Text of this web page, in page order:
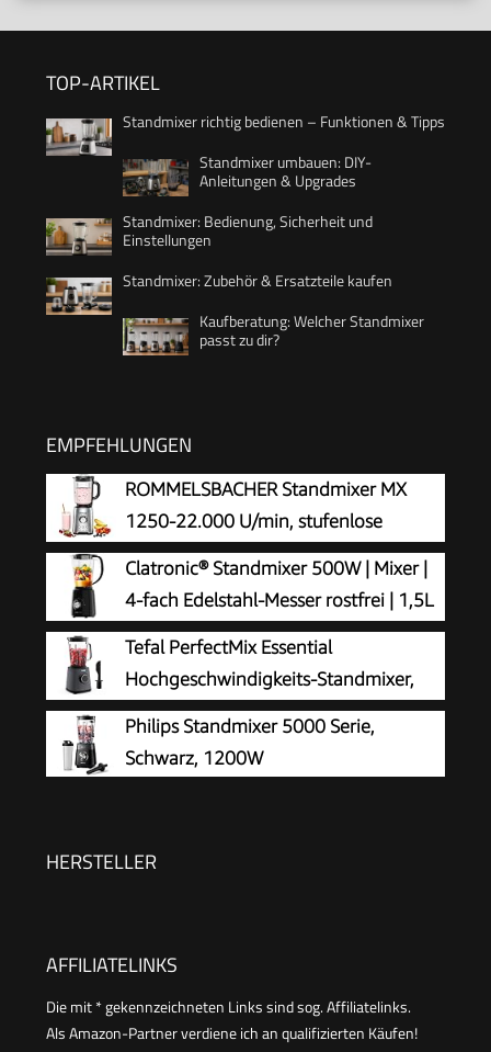
TOP-ARTIKEL
Standmixer richtig bedienen – Funktionen & Tipps
Standmixer umbauen: DIY-
Anleitungen & Upgrades
Standmixer: Bedienung, Sicherheit und
Einstellungen
Standmixer: Zubehör & Ersatzteile kaufen
Kaufberatung: Welcher Standmixer
passt zu dir?
EMPFEHLUNGEN
ROMMELSBACHER Standmixer MX
1250-22.000 U/min, stufenlose
Drehzahlregulierung, Funktionstasten
(Smoothie, Clean/Pulse, Ice Crush), Glaskrug,
Edelstahlgehäuse, Spezialmesser, 1200 Watt
Clatronic® Standmixer 500W | Mixer |
4-fach Edelstahl-Messer rostfrei | 1,5L
Smoothie Maker | Ice-Crush Funktion |
3 Stufen | Turbo-Funktion | Deckel mit
Nachfüllöffnung | UM 3845
Tefal PerfectMix Essential
Hochgeschwindigkeits-Standmixer,
Pulsfunktion
Philips Standmixer 5000 Serie,
Schwarz, 1200W
HERSTELLER
AFFILIATELINKS
Die mit * gekennzeichneten Links sind sog. Affiliatelinks.
Als Amazon-Partner verdiene ich an qualifizierten Käufen!